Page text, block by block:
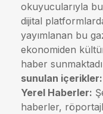
okuyucularıyla
dijital
yayımlanan bu
ekonomiden
haber
sunulan içerikler:
Yerel Haberler:
haberler,